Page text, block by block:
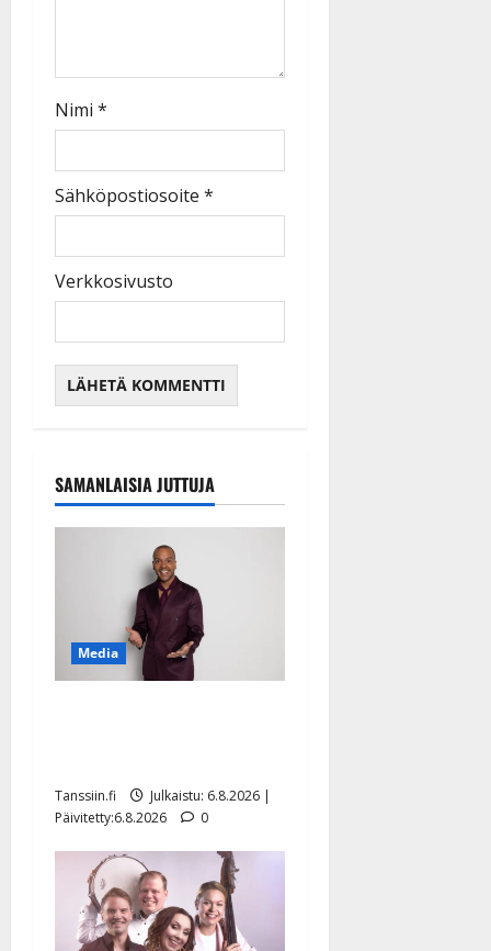
Nimi *
Sähköpostiosoite *
Verkkosivusto
SAMANLAISIA JUTTUJA
Media
Tanssiin.fi
Julkaistu: 6.8.2026 |
Päivitetty:6.8.2026
0